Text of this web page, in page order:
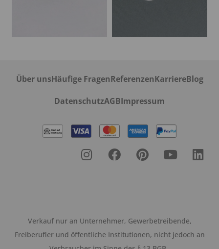
Über unsHäufige FragenReferenzenKarriereBlog
DatenschutzAGBImpressum
Verkauf nur an Unternehmer, Gewerbetreibende,
Freiberufler und öffentliche Institutionen, nicht jedoch an